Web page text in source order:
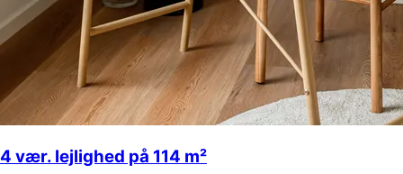
4 vær. lejlighed på 114 m²